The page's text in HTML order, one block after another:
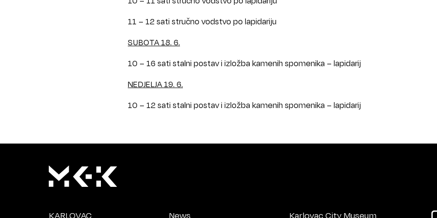
11 – 12 sati stručno vodstvo po lapidariju
SUBOTA 18. 6.
10 – 16 sati stalni postav i izložba kamenih spomenika – lapidarij
NEDJELJA 19. 6.
10 – 12 sati stalni postav i izložba kamenih spomenika – lapidarij
KARLOVAC News Karlovac City Museum